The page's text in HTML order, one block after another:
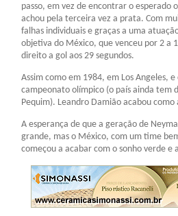
passo, em vez de encontrar o esperado
achou pela terceira vez a prata. Com
falhas individuais e graças a uma
objetiva do México, que venceu por 2 a
direito a gol aos 29 segundos.
Assim como em 1984, em Los Angeles,
campeonato olímpico (o país ainda tem
Pequim). Leandro Damião acabou
A esperança de que a geração de
grande, mas o México, com um time
começou a acabar com o sonho verde